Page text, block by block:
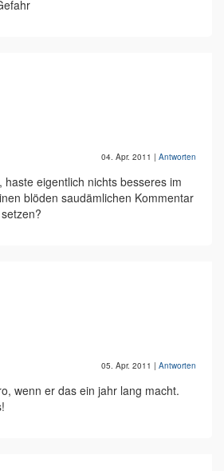
04. Apr. 2011 | Antworten
haste eigentlich nichts besseres im
blöden saudämlichen Kommentar
05. Apr. 2011 | Antworten
wenn er das ein jahr lang macht.